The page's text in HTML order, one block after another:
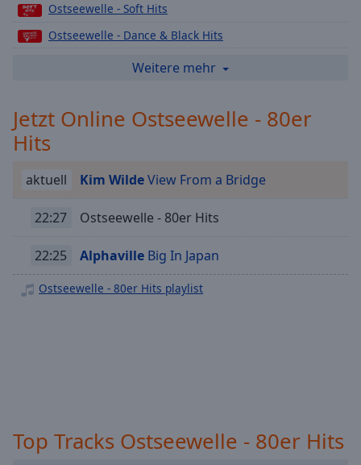
descriptions
off,
subtitles
settings
opens
subtitles
settings
subtitles
selected
Audio
modal
Ostseewelle - Soft Hits
Ostseewelle - Dance & Black Hits
Ostseewelle - Deutsche Hits
Ostseewelle - Brandneue Hits
Ostseewelle - Schlager-Hits
Ostseewelle - 2000er Hits
Ostseewelle - Special Hits
Weitere mehr
Jetzt Online Ostseewelle - 80er
Hits
aktuell Kim WildeView From a Bridge
22:27 Ostseewelle - 80er Hits
22:25 Alphaville Big In Japan
Ostseewelle - 80er Hits playlist
Top Tracks Ostseewelle - 80er Hits